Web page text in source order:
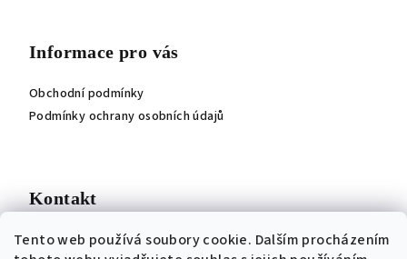
Tento web používá soubory cookie. Dalším procházením
Informace pro vás
Obchodní podmínky
Podmínky ochrany osobních údajů
Kontakt
jitka@roji.cz